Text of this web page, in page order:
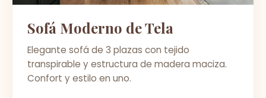
Sofá Moderno de Tela
Elegante sofá de 3 plazas con tejido
transpirable y estructura de madera maciza.
Confort y estilo en uno.